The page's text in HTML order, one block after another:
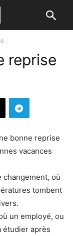
reprise
bonne reprise
vacances
changement, où
tombent
un employé, ou
étudier après